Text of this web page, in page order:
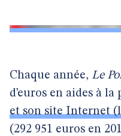
Chaque année, Le
d’euros en aides à la
et son site Internet
(292 951 euros en